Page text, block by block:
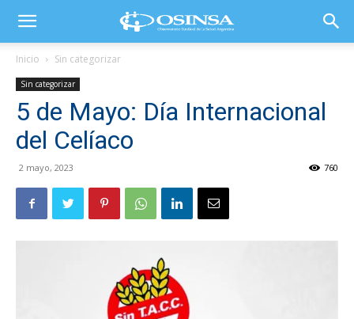
Inicio Sin categorizar
Sin categorizar
5 de Mayo: Día Internacional
del Celíaco
2 mayo, 2023 760